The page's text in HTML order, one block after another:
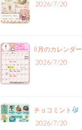
2026/7/20
8月のカレンダー
2026/7/20
チョコミント
2026/7/20